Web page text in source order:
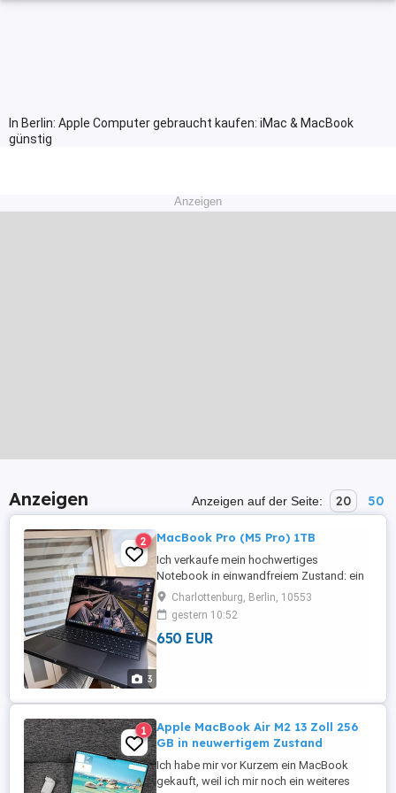
In Berlin: Apple Computer gebraucht kaufen: iMac & MacBook
günstig
Anzeigen
Anzeigen Anzeigen auf der Seite: 20 50
3
2 MacBook Pro (M5 Pro) 1TB
Ich verkaufe mein hochwertiges
Notebook in einwandfreiem Zustand: ein
14-Zoll MacBook Pro (M5 Pro). Es wurde
nur eine Woche lang für ein kurzes
Softwareprojekt genutzt. Optisch und
technisch ist es wie neu und weist
Charlottenburg, Berlin, 10553
gestern 10:52
650 EUR
1
Apple MacBook Air M2 13 Zoll 256
GB in neuwertigem Zustand
Ich habe mir vor Kurzem ein MacBook
gekauft, weil ich mir noch ein weiteres